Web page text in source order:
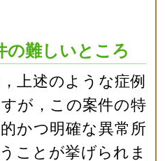
難しいところ
上述のような症例
が，この案件の特
かつ明確な異常所
ことが挙げられま